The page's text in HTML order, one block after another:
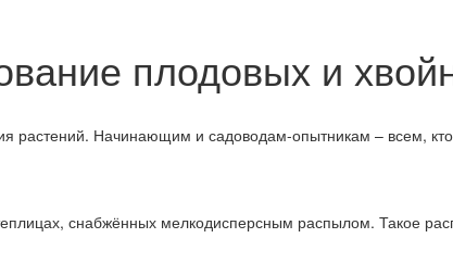
плодовых и
растений. Начинающим и садоводам-опытникам – всем,
снабжённых мелкодисперсным распылом. Такое